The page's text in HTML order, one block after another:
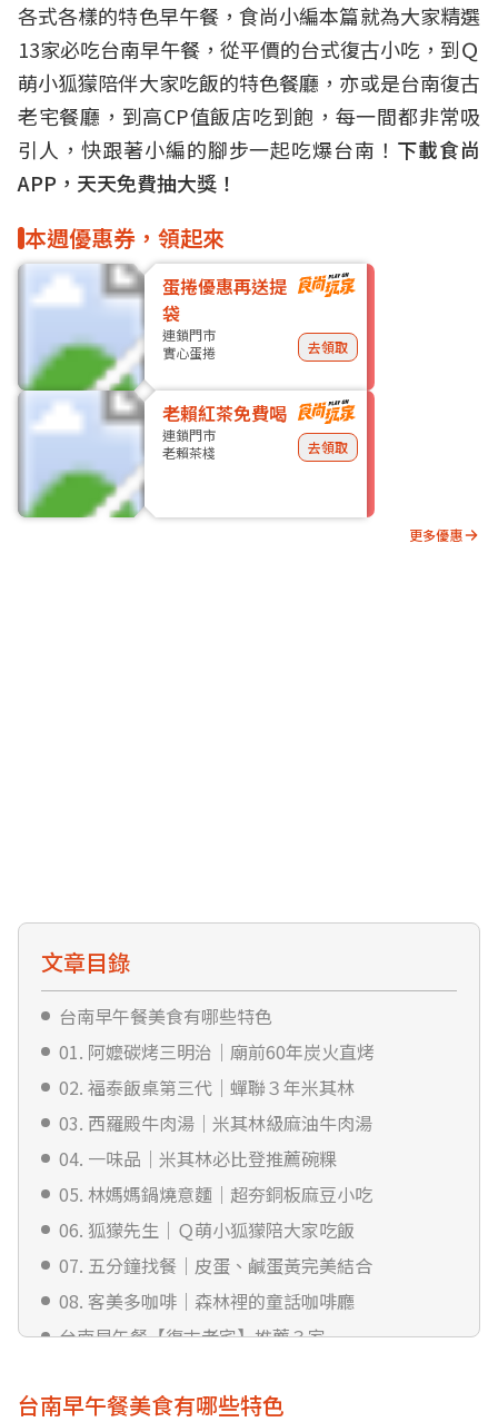
各式各樣的特色早午餐，食尚小編本篇就為大家精選
13家必吃台南早午餐，從平價的台式復古小吃，到Ｑ
萌小狐獴陪伴大家吃飯的特色餐廳，亦或是台南復古
老宅餐廳，到高CP值飯店吃到飽，每一間都非常吸
引人，快跟著小編的腳步一起吃爆台南！ 下載食尚
APP，天天免費抽大獎！
本週優惠券，領起來
蛋捲優惠再送提
袋
連鎖門市
實心蛋捲
去領取
老賴紅茶免費喝
連鎖門市
老賴茶棧
去領取
更多優惠
文章目錄
台南早午餐美食有哪些特色
01. 阿嬤碳烤三明治｜廟前60年炭火直烤
02. 福泰飯桌第三代｜蟬聯３年米其林
03. 西羅殿牛肉湯｜米其林級麻油牛肉湯
04. 一味品｜米其林必比登推薦碗粿
05. 林媽媽鍋燒意麵｜超夯銅板麻豆小吃
06. 狐獴先生｜Ｑ萌小狐獴陪大家吃飯
07. 五分鐘找餐｜皮蛋、鹹蛋黃完美結合
08. 客美多咖啡｜森林裡的童話咖啡廳
台南早午餐【復古老宅】推薦３家
10. 錫鼓｜日式氛圍彷彿秒飛京都
台南早午餐美食有哪些特色